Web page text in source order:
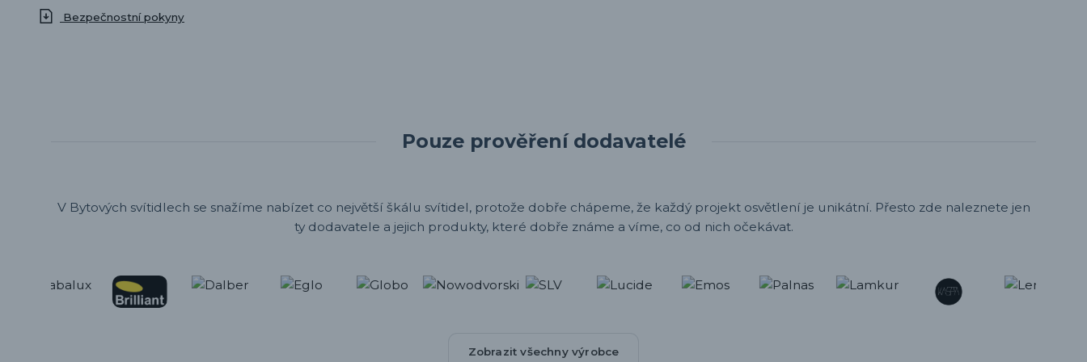
Bezpečnostní pokyny
Pouze prověření dodavatelé
V Bytových svítidlech se snažíme nabízet co největší škálu svítidel, protože dobře chápeme, že každý projekt osvětlení je unikátní. Přesto zde naleznete jen
ty dodavatele a jejich produkty, které dobře známe a víme, co od nich očekávat.
Zobrazit všechny výrobce